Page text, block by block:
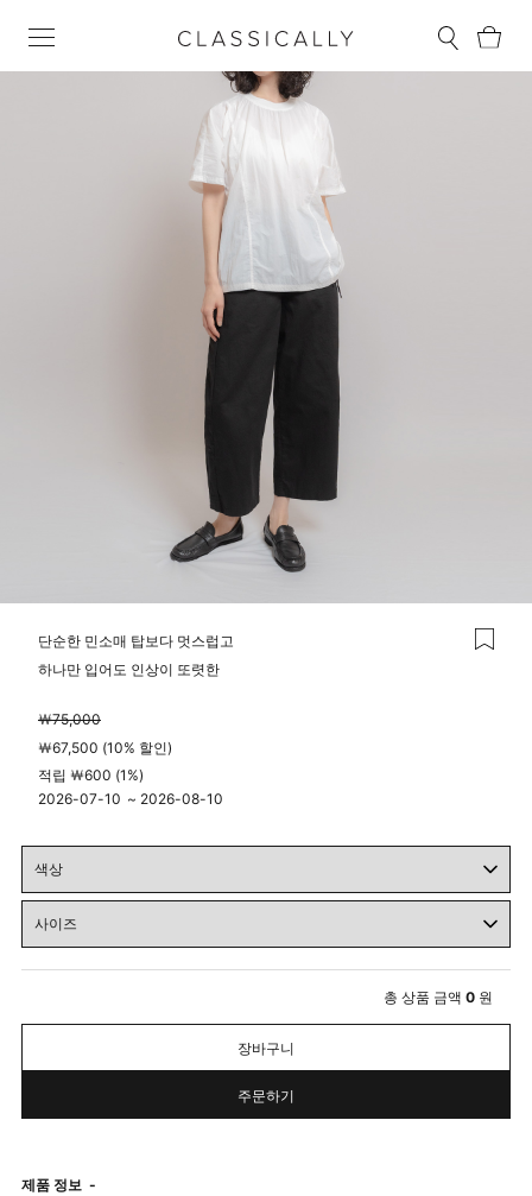
단순한 민소매 탑보다 멋스럽고
하나만 입어도 인상이 또렷한
￦75,000
￦67,500 (10% 할인)
적립 ￦600 (1%)
2026-07-10 ~ 2026-08-10
총 상품 금액 0 원
장바구니
주문하기
제품 정보 -